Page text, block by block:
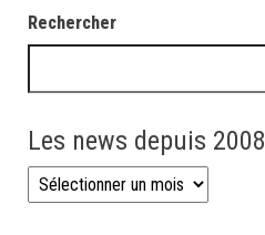
Rechercher
Les news depuis 2008
Les news depuis 2008